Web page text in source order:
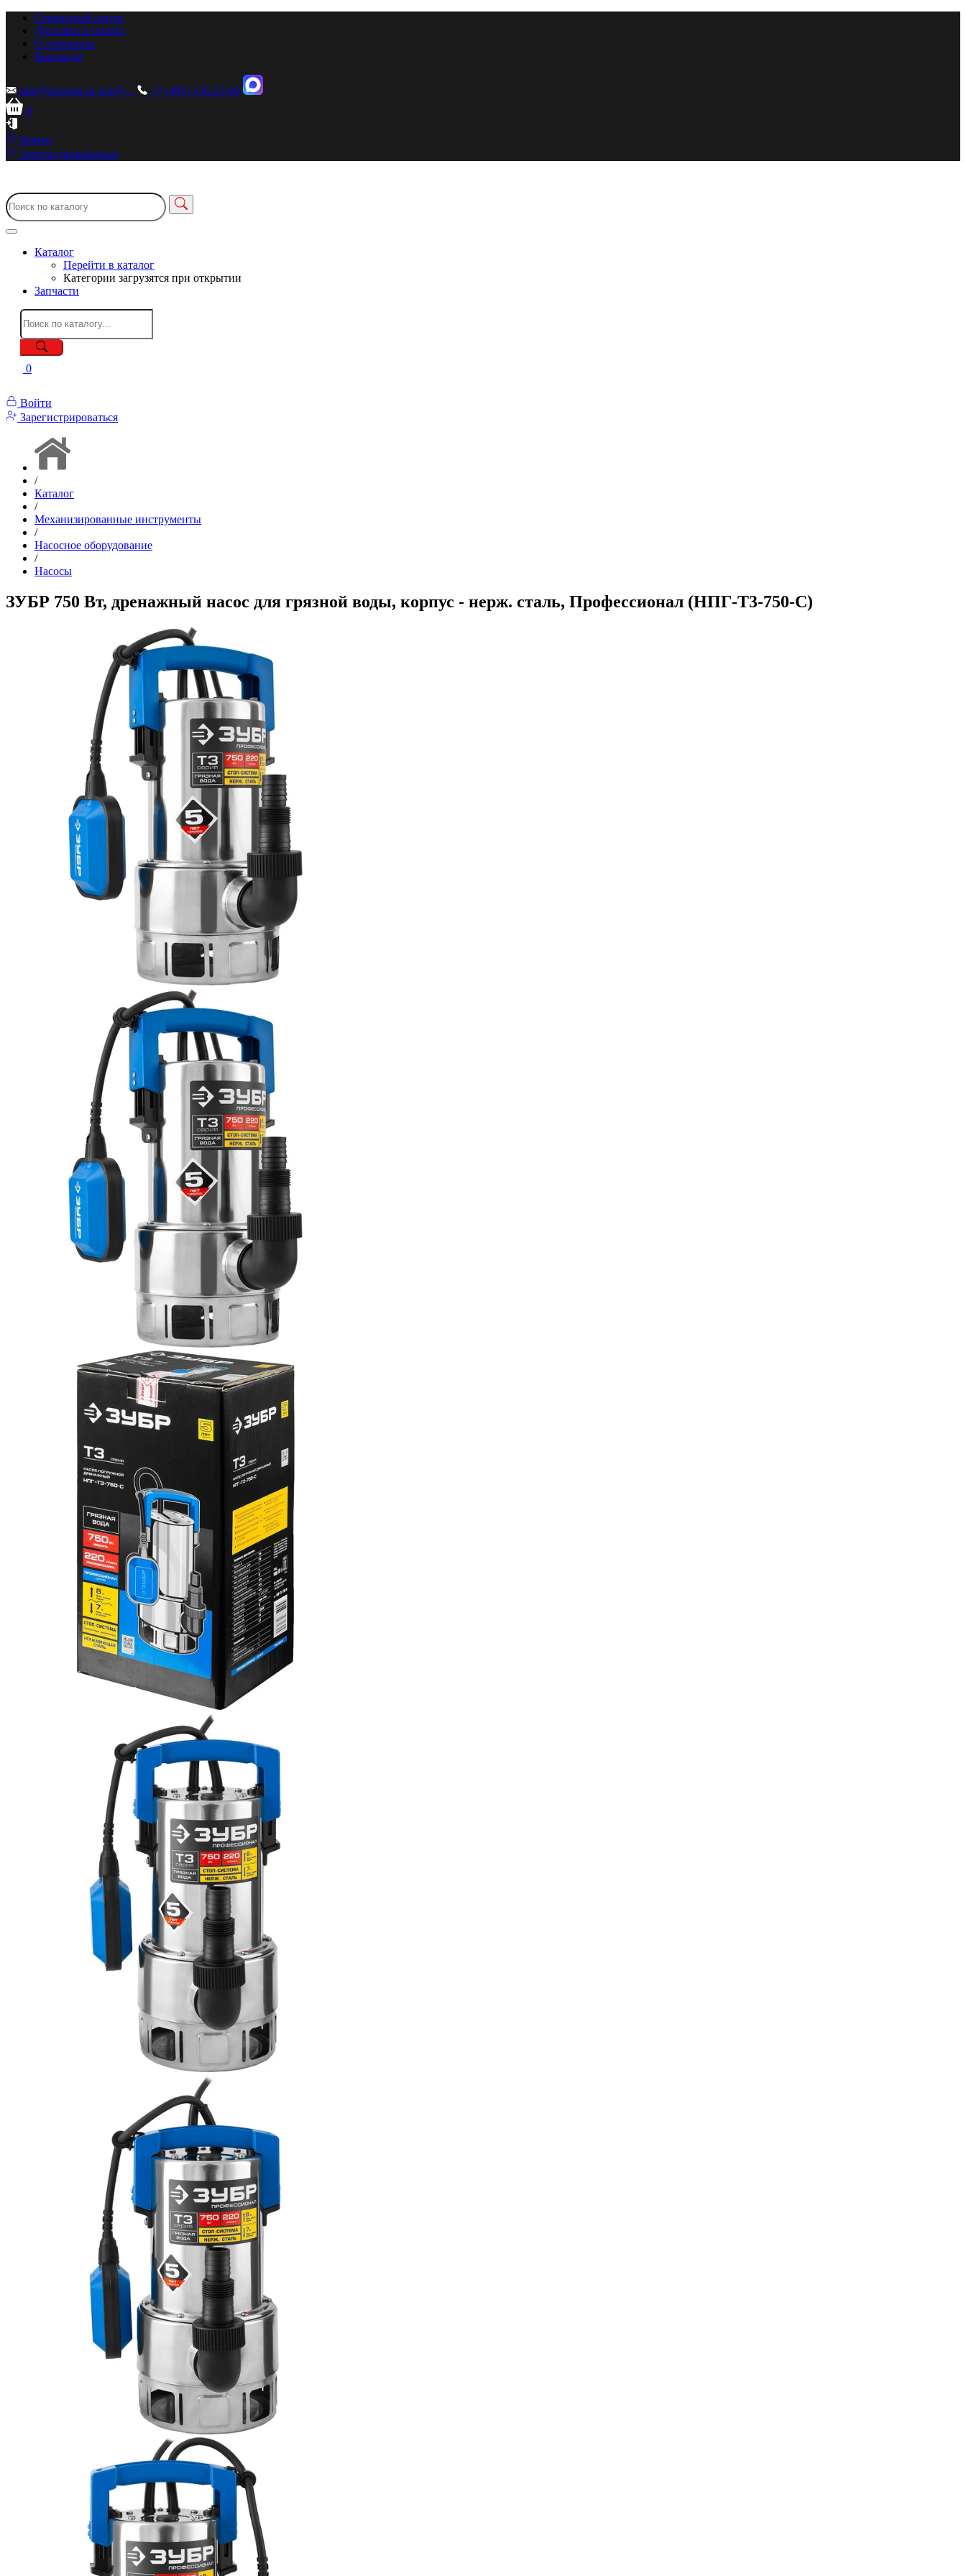
Сервисный центр
Доставка и оплата
О компании
Контакты
sale@zionstm.ru sale@...
+7 (495) 136-23-00
0
Войти
Зарегистрироваться
Каталог
Перейти в каталог
Категории загрузятся при открытии
Запчасти
0
Войти
Зарегистрироваться
/
Каталог
/
Механизированные инструменты
/
Насосное оборудование
/
Насосы
ЗУБР 750 Вт, дренажный насос для грязной воды, корпус - нерж. сталь, Профессионал (НПГ-Т3-750-С)